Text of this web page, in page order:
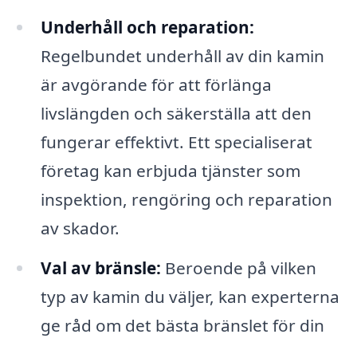
Underhåll och reparation:
Regelbundet underhåll av din kamin
är avgörande för att förlänga
livslängden och säkerställa att den
fungerar effektivt. Ett specialiserat
företag kan erbjuda tjänster som
inspektion, rengöring och reparation
av skador.
Val av bränsle: Beroende på vilken
typ av kamin du väljer, kan experterna
ge råd om det bästa bränslet för din